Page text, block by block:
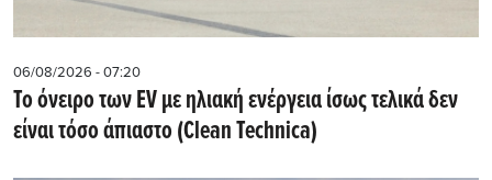
06/08/2026 - 07:20
Το όνειρο των EV με ηλιακή ενέργεια ίσως τελικά δεν
είναι τόσο άπιαστο (Clean Technica)